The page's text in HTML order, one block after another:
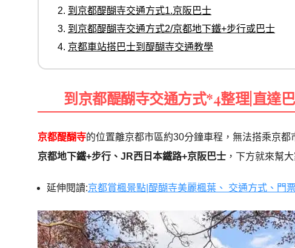
到京都醍醐寺交通方式1.京阪巴士
到京都醍醐寺交通方式2/京都地下鐵+步行或巴士
京都車站搭巴士到醍醐寺交通教學
到京都醍醐寺交通方式*4整理|直達
京都醍醐寺的位置離京都市區約30分鐘車程，無法搭乘京
京都地下鐵+步行、JR西日本鐵路+京阪巴士 ，下方就來幫
延伸閱讀:京都賞楓景點|醍醐寺美麗楓葉、 交通方式、門